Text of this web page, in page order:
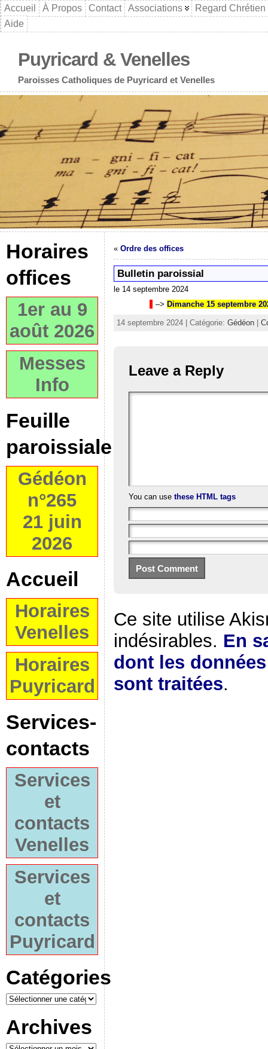
Accueil À Propos Contact Associations
Regard Chrétien
Aide
Puyricard & Venelles
Paroisses Catholiques de Puyricard et Venelles
Horaires
offices
1er au 9
août 2026
Messes
Info
Feuille
paroissiale
Gédéon
n°265
21 juin
2026
Accueil
Horaires
Venelles
Horaires
Puyricard
Services-
contacts
Services
et
contacts
Venelles
Services
et
contacts
Puyricard
Catégories
Archives
« Ordre des offices
Bulletin paroissial
le 14 septembre 2024
–> Dimanche 15 septembre
14 septembre 2024 | Catégorie: Gédéon
Leave a Reply
You can use these HTML tags
Ce site utilise
indésirables. En
dont les
sont traitées.